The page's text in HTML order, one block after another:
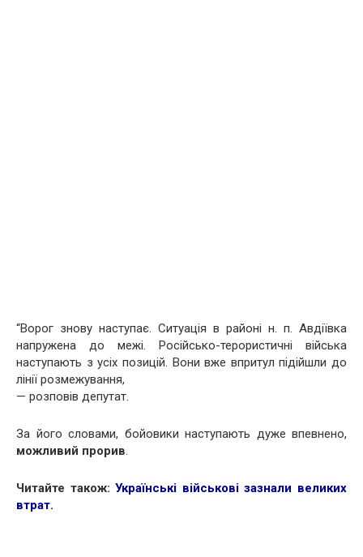
“Ворог знову наступає. Ситуація в районі н. п. Авдіївка
напружена до межі. Російсько-терористичні війська
наступають з усіх позицій. Вони вже впритул підійшли до
лінії розмежування,
— розповів депутат.
За його словами, бойовики наступають дуже впевнено,
можливий прорив.
Читайте також:Українські військові зазнали великих
втрат.